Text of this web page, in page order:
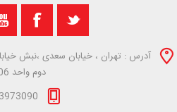
آدرس : تهران ، خیابان سعدی ،نبش
دوم واحد 306